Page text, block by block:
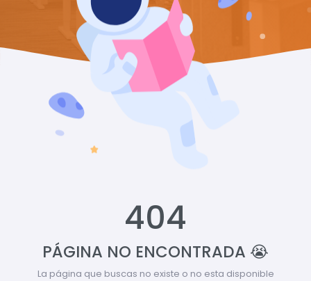
404
PÁGINA NO ENCONTRADA 😭
La página que buscas no existe o no esta disponible